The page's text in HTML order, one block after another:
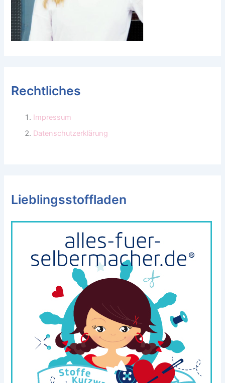
Rechtliches
Impressum
Datenschutzerklärung
Lieblingsstoffladen